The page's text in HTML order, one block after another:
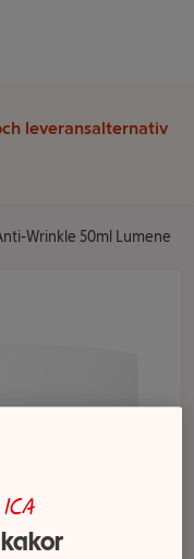
leveransalternativ
Wrinkle 50ml Lumene